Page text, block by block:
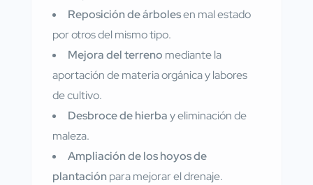
Reposición de árbolesen mal estado
por otros del mismo tipo.
Mejora del terreno mediante la
aportación de materia orgánica y labores
de cultivo.
Desbroce de hierbay eliminación de
maleza.
Ampliación de los hoyos de
plantaciónpara mejorar el drenaje.